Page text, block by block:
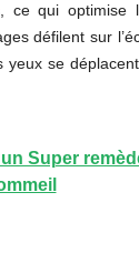
ce qui optimise
défilent sur
yeux se
Super